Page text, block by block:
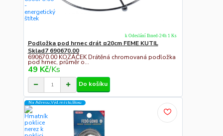
Podložka pod hrnec drát ¤20cm FEME KUTIL
Sklad7 690670.00
690670.00 KOZÁČEK Drátěná chromovaná podložka
pod hrnec, průměr o...
49 Kč/Ks
k Odeslání Ihned-24h 1 Ks
Do košíku
Na Adresu,Výd.místo,Boxu